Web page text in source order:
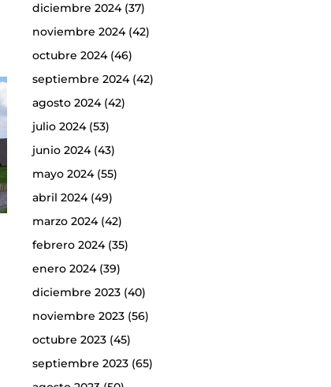
diciembre 2024(37)
noviembre 2024(42)
octubre 2024(46)
septiembre 2024(42)
agosto 2024(42)
julio 2024(53)
junio 2024(43)
mayo 2024(55)
abril 2024(49)
marzo 2024(42)
febrero 2024(35)
enero 2024(39)
diciembre 2023(40)
noviembre 2023(56)
octubre 2023(45)
septiembre 2023(65)